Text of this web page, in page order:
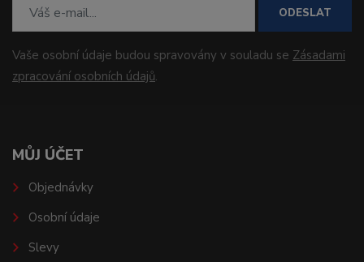
ODESLAT
Vaše osobní údaje budou spravovány v souladu se Zásadami
zpracování osobních údajů.
MŮJ ÚČET
Objednávky
Osobní údaje
Slevy